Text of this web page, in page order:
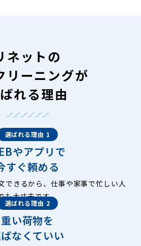
ネットの
リーニングが
れる理由
選ばれる理由 1
やアプリで
すぐ頼める
できるから、仕事や家事で忙しい人
も大丈夫です。
選ばれる理由 2
重い荷物を
なくていい